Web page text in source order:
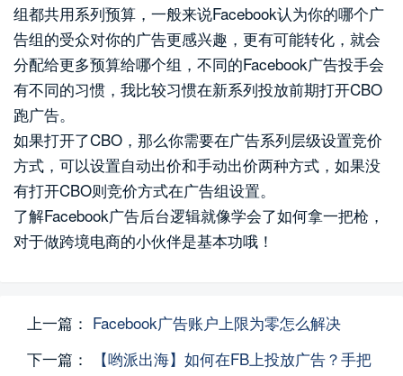
组都共用系列预算，一般来说Facebook认为你的哪个广
告组的受众对你的广告更感兴趣，更有可能转化，就会
分配给更多预算给哪个组，不同的Facebook广告投手会
有不同的习惯，我比较习惯在新系列投放前期打开CBO
跑广告。
如果打开了CBO，那么你需要在广告系列层级设置竞价
方式，可以设置自动出价和手动出价两种方式，如果没
有打开CBO则竞价方式在广告组设置。
了解Facebook广告后台逻辑就像学会了如何拿一把枪，
对于做跨境电商的小伙伴是基本功哦！
上一篇： Facebook广告账户上限为零怎么解决
下一篇：
【哟派出海】如何在FB上投放广告？手把